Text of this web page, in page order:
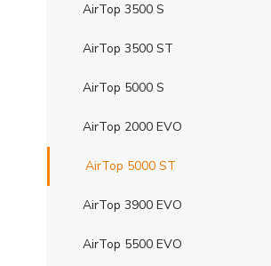
AirTop 3500 S
AirTop 3500 ST
AirTop 5000 S
AirTop 2000 EVO
AirTop 5000 ST
AirTop 3900 EVO
AirTop 5500 EVO